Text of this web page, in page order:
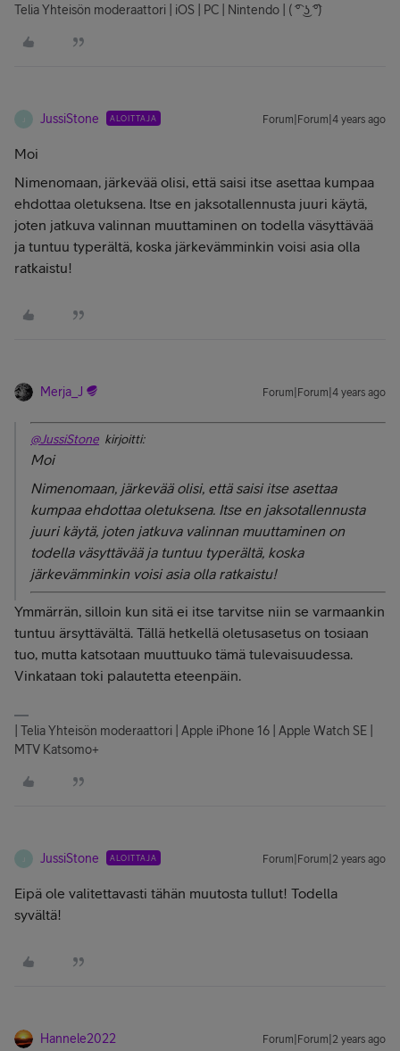
Telia Yhteisön moderaattori | iOS | PC | Nintendo | ( ͡° ͜ʖ ͡°)
JussiStone ALOITTAJA Forum|Forum|4 years ago
Moi
Nimenomaan, järkevää olisi, että saisi itse asettaa kumpaa
ehdottaa oletuksena. Itse en jaksotallennusta juuri käytä,
joten jatkuva valinnan muuttaminen on todella väsyttävää
ja tuntuu typerältä, koska järkevämminkin voisi asia olla
ratkaistu!
Merja_J Forum|Forum|4 years ago
@JussiStone kirjoitti:
Moi
Nimenomaan, järkevää olisi, että saisi itse asettaa
kumpaa ehdottaa oletuksena. Itse en jaksotallennusta
juuri käytä, joten jatkuva valinnan muuttaminen on
todella väsyttävää ja tuntuu typerältä, koska
järkevämminkin voisi asia olla ratkaistu!
Ymmärrän, silloin kun sitä ei itse tarvitse niin se varmaankin
tuntuu ärsyttävältä. Tällä hetkellä oletusasetus on tosiaan
tuo, mutta katsotaan muuttuuko tämä tulevaisuudessa.
Vinkataan toki palautetta eteenpäin.
| Telia Yhteisön moderaattori | Apple iPhone 16 | Apple Watch SE |
MTV Katsomo+
JussiStone ALOITTAJA Forum|Forum|2 years ago
Eipä ole valitettavasti tähän muutosta tullut! Todella
syvältä!
Hannele2022 Forum|Forum|2 years ago